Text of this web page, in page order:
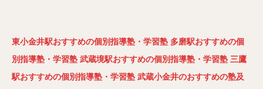
東小金井駅おすすめの個別指導塾・学習塾 多磨駅おすすめの個
別指導塾・学習塾 武蔵境駅おすすめの個別指導塾・学習塾 三鷹
駅おすすめの個別指導塾・学習塾 武蔵小金井のおすすめの塾及